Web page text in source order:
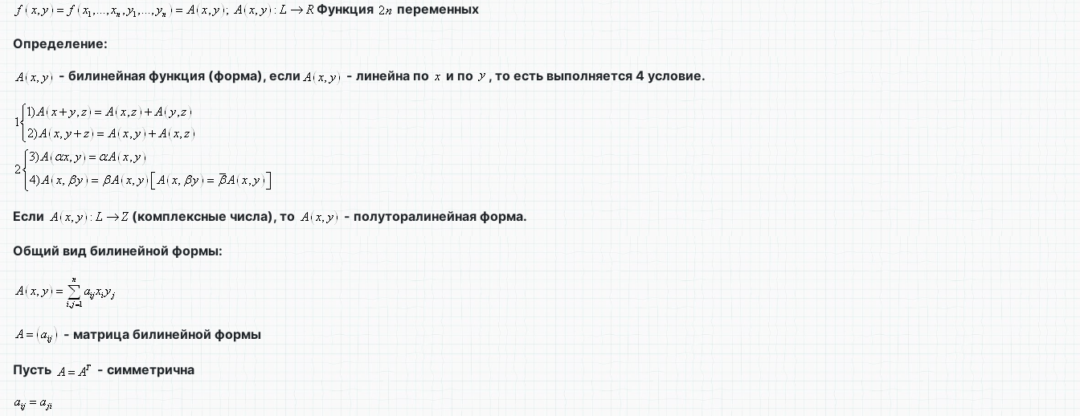
Функция переменных
Определение:
- билинейная функция (форма), если
- линейна по и по , то есть выполняется 4 условие.
Если (комплексные числа), то - полуторалинейная форма.
Общий вид билинейной формы:
- матрица билинейной формы
Пусть - симметрична